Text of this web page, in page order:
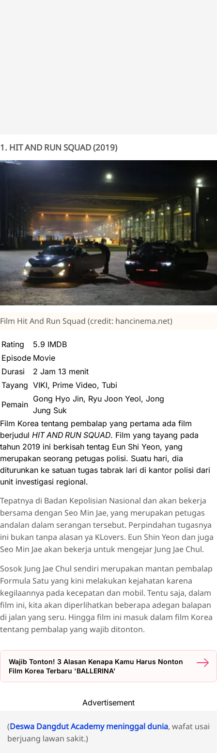
1. HIT AND RUN SQUAD (2019)
Film Hit And Run Squad (credit: hancinema.net)
Rating
5.9 IMDB
Episode Movie
Durasi
2 Jam 13 menit
Tayang VIKI, Prime Video, Tubi
Pemain
Gong Hyo Jin, Ryu Joon Yeol, Jong
Jung Suk
Film Korea tentang pembalap yang pertama ada film
berjudul HIT AND RUN SQUAD. Film yang tayang pada
tahun 2019 ini berkisah tentag Eun Shi Yeon, yang
merupakan seorang petugas polisi. Suatu hari, dia
diturunkan ke satuan tugas tabrak lari di kantor polisi dari
unit investigasi regional.
Tepatnya di Badan Kepolisian Nasional dan akan bekerja
bersama dengan Seo Min Jae, yang merupakan petugas
andalan dalam serangan tersebut. Perpindahan tugasnya
ini bukan tanpa alasan ya KLovers. Eun Shin Yeon dan juga
Seo Min Jae akan bekerja untuk mengejar Jung Jae Chul.
Sosok Jung Jae Chul sendiri merupakan mantan pembalap
Formula Satu yang kini melakukan kejahatan karena
kegilaannya pada kecepatan dan mobil. Tentu saja, dalam
film ini, kita akan diperlihatkan beberapa adegan balapan
di jalan yang seru. Hingga film ini masuk dalam film Korea
tentang pembalap yang wajib ditonton.
Wajib Tonton! 3 Alasan Kenapa Kamu Harus Nonton
Film Korea Terbaru 'BALLERINA'
Advertisement
(Deswa Dangdut Academy meninggal dunia, wafat usai
berjuang lawan sakit.)